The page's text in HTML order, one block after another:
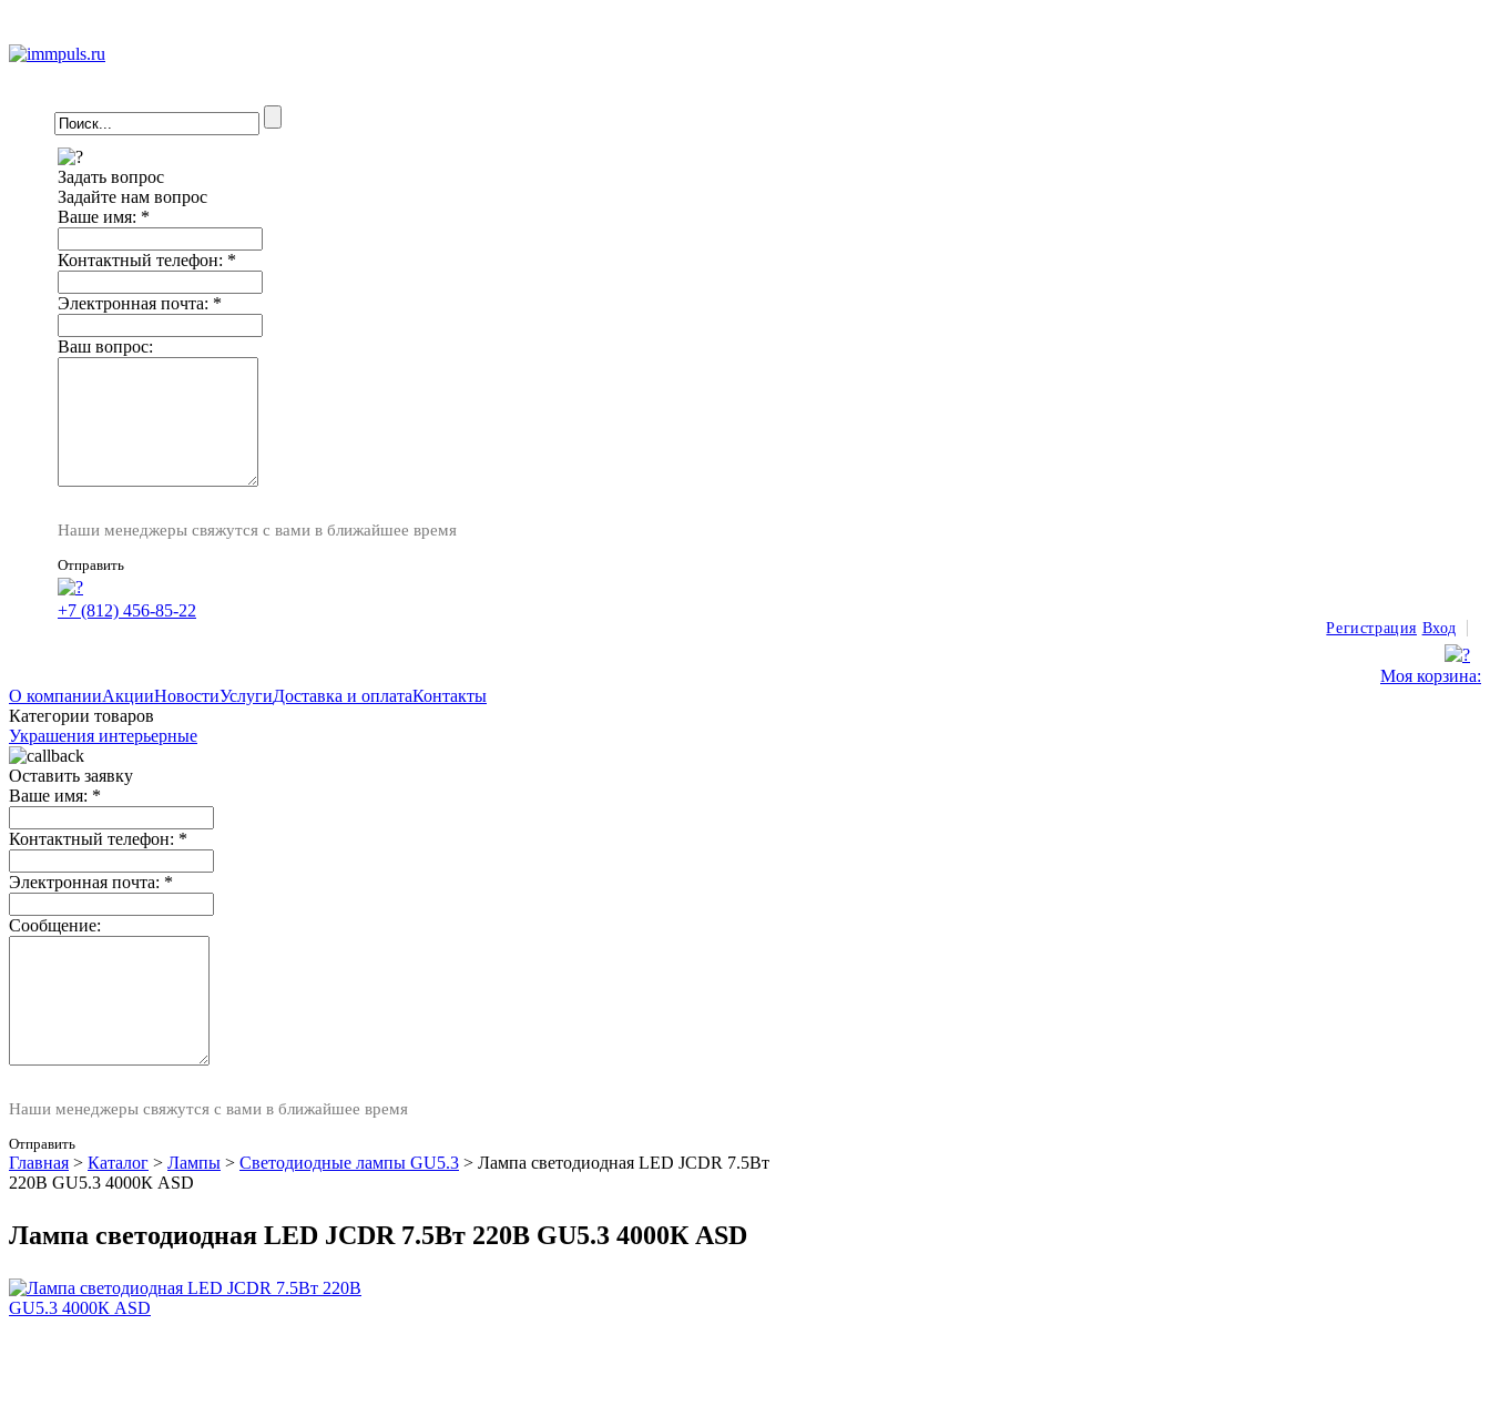
Задать вопрос
Задайте нам вопрос
Ваше имя: *
Контактный телефон: *
Электронная почта: *
Ваш вопрос:
Наши менеджеры свяжутся с вами в ближайшее время
Отправить
+7 (812) 456-85-22
Регистрация Вход
Моя корзина:
О компанииАкцииНовостиУслугиДоставка и оплатаКонтакты
Категории товаров
Украшения интерьерные
Оставить заявку
Ваше имя: *
Контактный телефон: *
Электронная почта: *
Сообщение:
Наши менеджеры свяжутся с вами в ближайшее время
Отправить
Главная > Каталог > Лампы > Светодиодные лампы GU5.3 > Лампа светодиодная LED JCDR 7.5Вт
220В GU5.3 4000К ASD
Лампа светодиодная LED JCDR 7.5Вт 220В GU5.3 4000К ASD